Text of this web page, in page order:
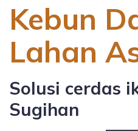
Kebun
Lahan
Solusi cerdas
Sugihan